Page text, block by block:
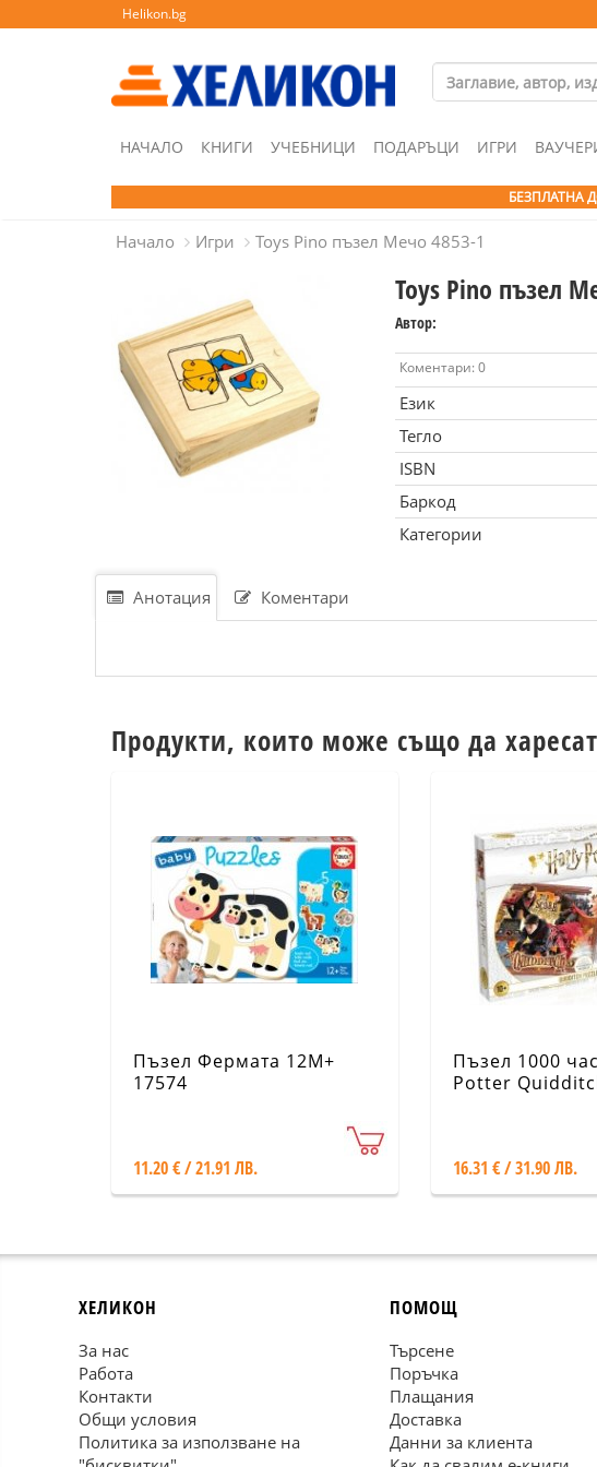
Helikon.bg
НАЧАЛО КНИГИ УЧЕБНИЦИ ПОДАРЪЦИ ИГРИ
БЕЗПЛАТНА
Начало Игри Toys Pino пъзел Мечо 4853-1
Toys Pino пъзел
Автор:
Коментари: 0
Език
Тегло
ISBN
Баркод
Категории
Анотация Коментари
Продукти, които може също да
Пъзел Фермата 12М+
17574
11.20 € / 21.91 ЛВ.
Пъзел 1000
Potter
16.31 € / 31.90 ЛВ.
ХЕЛИКОН
За нас
Работа
Контакти
Общи условия
Политика за използване на
ПОМОЩ
Търсене
Поръчка
Плащания
Доставка
Данни за клиента